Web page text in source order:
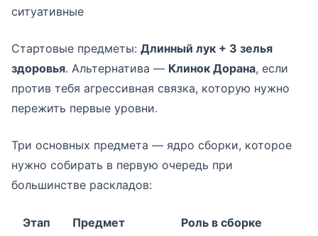
ситуативные
Стартовые предметы: Длинный лук + 3 зелья
здоровья. Альтернатива — Клинок Дорана, если
против тебя агрессивная связка, которую нужно
пережить первые уровни.
Три основных предмета — ядро сборки, которое
нужно собирать в первую очередь при
большинстве раскладов:
Этап Предмет Роль в сборке